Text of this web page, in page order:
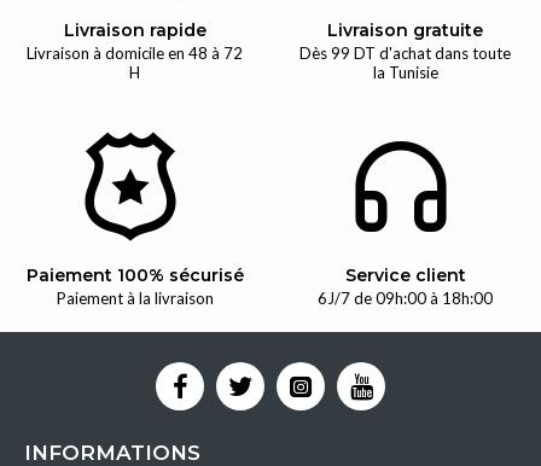
Livraison rapide
Livraison à domicile en 48 à 72
H
Livraison gratuite
Dès 99 DT d'achat dans toute
la Tunisie
Paiement 100% sécurisé
Paiement à la livraison
Service client
6J/7 de 09h:00 à 18h:00
INFORMATIONS